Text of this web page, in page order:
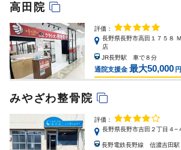
高田院
評価：
長野県長野市高田１７５８
店
JR長野駅 車で８分
通院支援金 最大50,000
みやざわ整骨院
評価：
長野県長野市吉田２丁目４−
長野電鉄長野線 信濃吉田